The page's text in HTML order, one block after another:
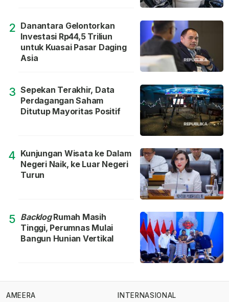
2 Danantara Gelontorkan
Investasi Rp44,5 Triliun
untuk Kuasai Pasar Daging
Asia
3 Sepekan Terakhir, Data
Perdagangan Saham
Ditutup Mayoritas Positif
4 Kunjungan Wisata ke Dalam
Negeri Naik, ke Luar Negeri
Turun
5 BacklogRumah Masih
Tinggi, Perumnas Mulai
Bangun Hunian Vertikal
AMEERA INTERNASIONAL